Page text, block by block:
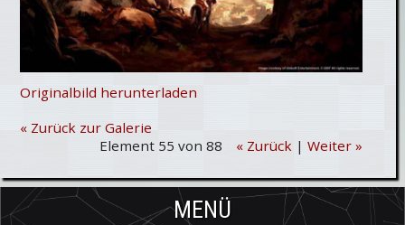
Originalbild herunterladen
« Zurück zur Galerie
Element 55 von 88
« Zurück| Weiter »
MENÜ